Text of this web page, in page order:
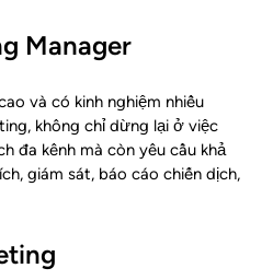
Manager
và có kinh nghiệm nhiều
không chỉ dừng lại ở việc
đa kênh mà còn yêu cầu khả
giám sát, báo cáo chiến dịch,